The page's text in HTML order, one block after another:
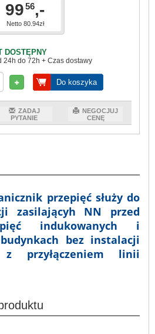
9956,-
Netto 80.94zł
DOSTĘPNY
24h do 72h + Czas dostawy
Do koszyka
ZADAJ
PYTANIE
NEGOCJUJ
CENĘ
przepięć służy do
zasilającyh NN przed
indukowanych i
bez instalacji
przyłączeniem linii